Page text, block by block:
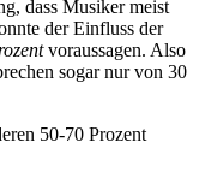
dass Musiker meist
der Einfluss der
voraussagen. Also
sogar nur von 30
50-70 Prozent